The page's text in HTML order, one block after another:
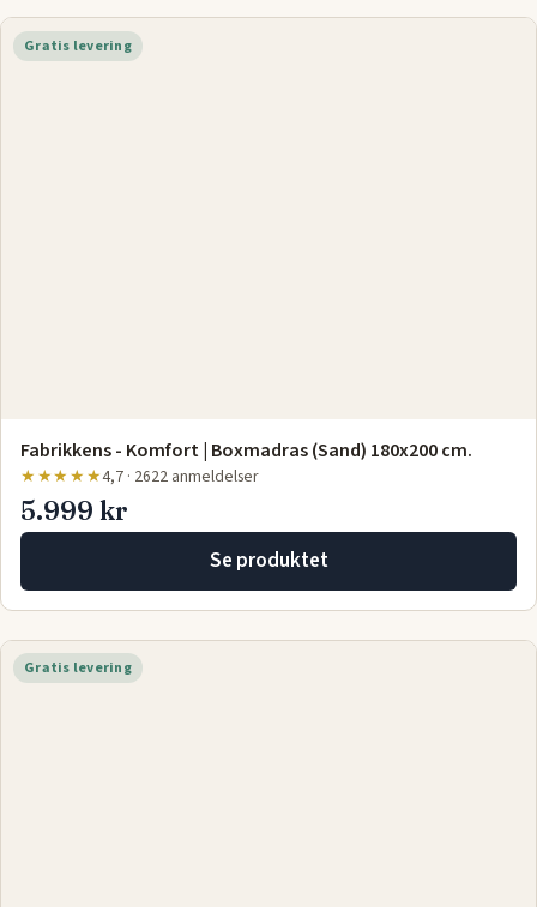
Gratis levering
Fabrikkens - Komfort | Boxmadras (Sand) 180x200 cm.
★★★★★4,7 · 2622 anmeldelser
5.999 kr
Se produktet
Gratis levering